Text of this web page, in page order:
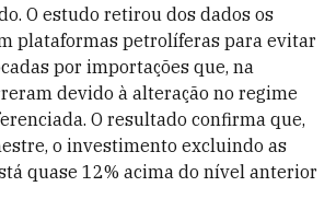
O estudo retirou dos dados os
plataformas petrolíferas para evitar
por importações que, na
devido à alteração no regime
O resultado confirma que,
o investimento excluindo as
quase 12% acima do nível anterior